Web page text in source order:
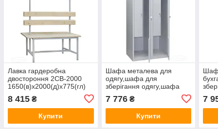
Лавка гардеробна
двостороння 2СВ-2000
1650(в)х2000(д)х775(гл)
8 415 ₴
Купити
Шафа металева для
одягу,шафа для
зберігання одягу,шафа
ШОМ-Р-400/2-4. Г-образні
двері.
1800(в)х800(ш)х500(гл)
7 776₴
Купити
7